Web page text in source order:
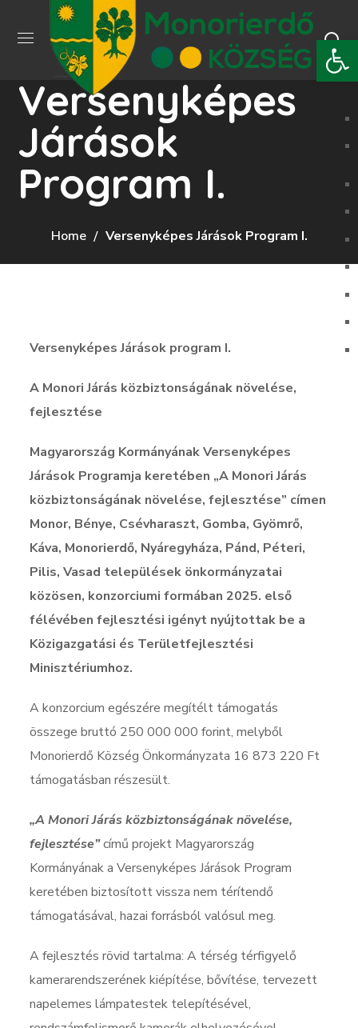
Versenyképes
Járások
Program I.
Home Versenyképes Járások Program I.
Versenyképes Járások program I.
A Monori Járás közbiztonságának növelése,
fejlesztése
Magyarország Kormányának Versenyképes
Járások Programja keretében „A Monori Járás
közbiztonságának növelése, fejlesztése” címen
Monor, Bénye, Csévharaszt, Gomba, Gyömrő,
Káva, Monorierdő, Nyáregyháza, Pánd, Péteri,
Pilis, Vasad települések önkormányzatai
közösen, konzorciumi formában 2025. első
félévében fejlesztési igényt nyújtottak be a
Közigazgatási és Területfejlesztési
Minisztériumhoz.
A konzorcium egészére megítélt támogatás
összege bruttó 250 000 000 forint, melyből
Monorierdő Község Önkormányzata 16 873 220 Ft
támogatásban részesült.
„A Monori Járás közbiztonságának növelése,
fejlesztése”című projekt Magyarország
Kormányának a Versenyképes Járások Program
keretében biztosított vissza nem térítendő
támogatásával, hazai forrásból valósul meg.
A fejlesztés rövid tartalma: A térség térfigyelő
kamerarendszerének kiépítése, bővítése, tervezett
napelemes lámpatestek telepítésével,